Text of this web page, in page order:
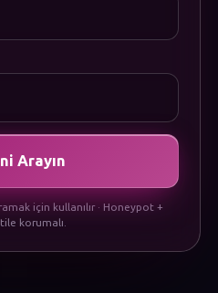
Arayın
için kullanılır · Honeypot +
korumalı.